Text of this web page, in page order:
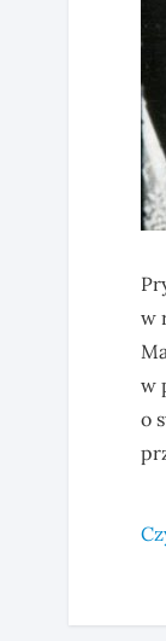
w
w
o